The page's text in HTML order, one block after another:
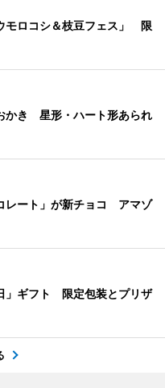
モロコシ＆枝豆フェス」 限
かき 星形・ハート形あられ
レート」が新チョコ アマゾ
」ギフト 限定包装とプリザ